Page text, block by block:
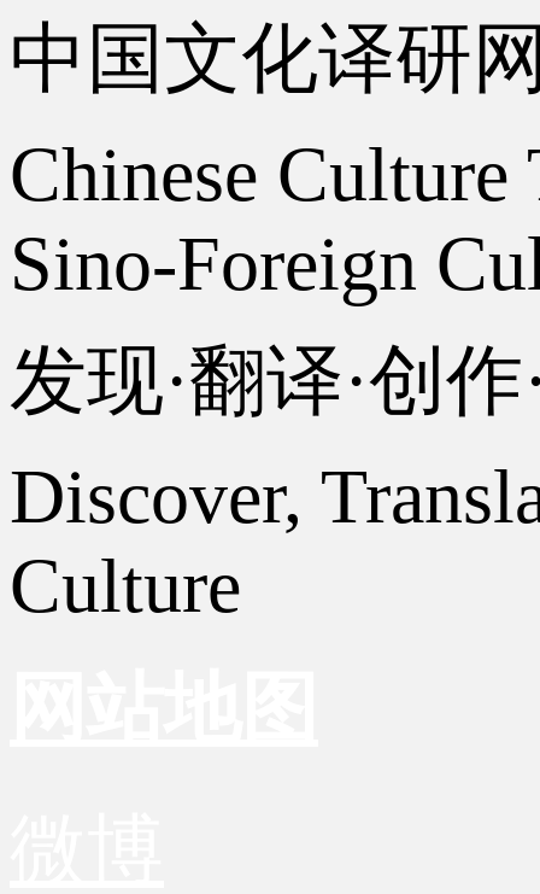
中国文化译研
Chinese
Sino-Foreign
发现·翻译·创
Discover,
Culture